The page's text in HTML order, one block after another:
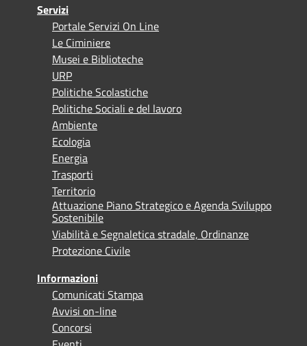
Servizi
Portale Servizi On Line
Le Ciminiere
Musei e Biblioteche
URP
Politiche Scolastiche
Politiche Sociali e del lavoro
Ambiente
Ecologia
Energia
Trasporti
Territorio
Attuazione Piano Strategico e Agenda Sviluppo
Sostenibile
Viabilità e Segnaletica stradale, Ordinanze
Protezione Civile
Informazioni
Comunicati Stampa
Avvisi on-line
Concorsi